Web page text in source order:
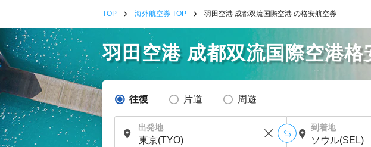
TOP 海外航空券 TOP 羽田空港 成都双流国際空港 の格安航空券
羽田空港 成都双流国際空港
往復 片道 周遊
出発地 到着地